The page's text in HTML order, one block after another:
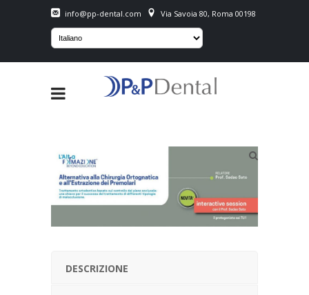
info@pp-dental.com Via Savoia 80, Roma 00198
DESCRIZIONE